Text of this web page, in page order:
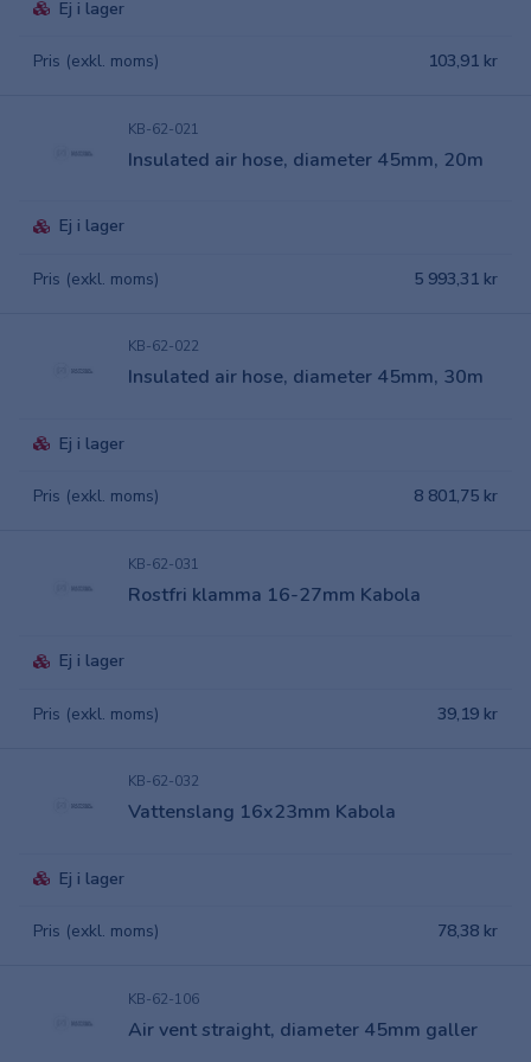
Ej i lager
Pris (exkl. moms) 103,91 kr
KB-62-021
Insulated air hose, diameter 45mm, 20m
Ej i lager
Pris (exkl. moms) 5 993,31 kr
KB-62-022
Insulated air hose, diameter 45mm, 30m
Ej i lager
Pris (exkl. moms) 8 801,75 kr
KB-62-031
Rostfri klamma 16-27mm Kabola
Ej i lager
Pris (exkl. moms) 39,19 kr
KB-62-032
Vattenslang 16x23mm Kabola
Ej i lager
Pris (exkl. moms) 78,38 kr
KB-62-106
Air vent straight, diameter 45mm galler